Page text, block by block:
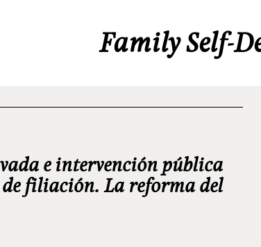
Family Self-
e intervención pública
de filiación. La reforma del